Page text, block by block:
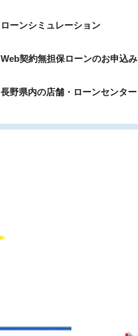
ローンシミュレーション
Web契約無担保ローンのお申込み
長野県内の店舗・ローンセンター